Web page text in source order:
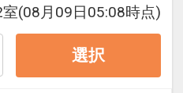
で約２０分
うと言われる『願
るだけでなくさら
で約５分
を、船頭さんのガ
約５０分かけてゆ
めながら汗を流した
浴槽に浸かった
き出す天然温泉の
室(08月09日05:08時点)
選択